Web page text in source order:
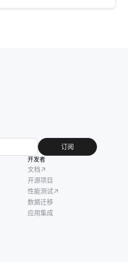
订阅
开发者
文档
开源项目
性能测试
数据迁移
应用集成